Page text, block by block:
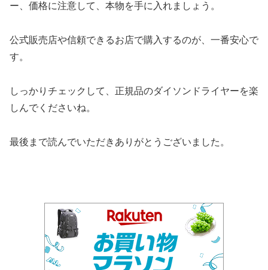
ー、価格に注意して、本物を手に入れましょう。
公式販売店や信頼できるお店で購入するのが、一番安心で
す。
しっかりチェックして、正規品のダイソンドライヤーを楽
しんでくださいね。
最後まで読んでいただきありがとうございました。